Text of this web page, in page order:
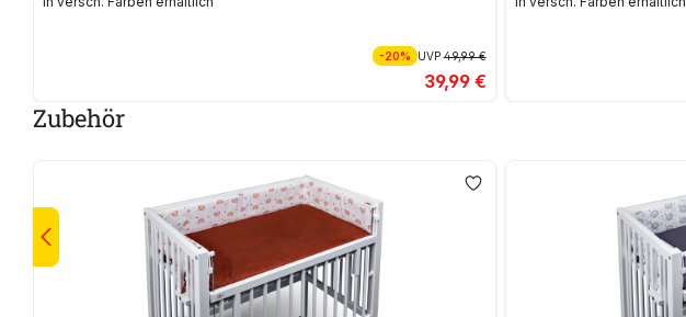
-20% UVP49,99 €
39,99 €
Zubehör